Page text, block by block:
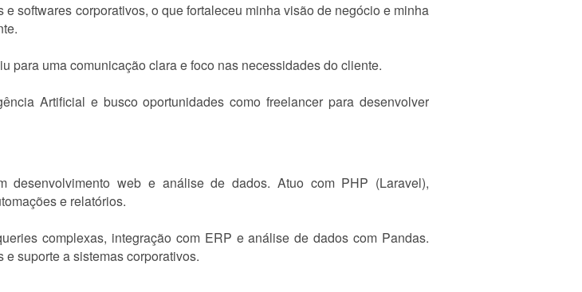
softwares corporativos, o que fortaleceu minha visão de negócio e minha
para uma comunicação clara e foco nas necessidades do cliente.
Artificial e busco oportunidades como freelancer para desenvolver
desenvolvimento web e análise de dados. Atuo com PHP (Laravel),
e relatórios.
complexas, integração com ERP e análise de dados com Pandas.
suporte a sistemas corporativos.